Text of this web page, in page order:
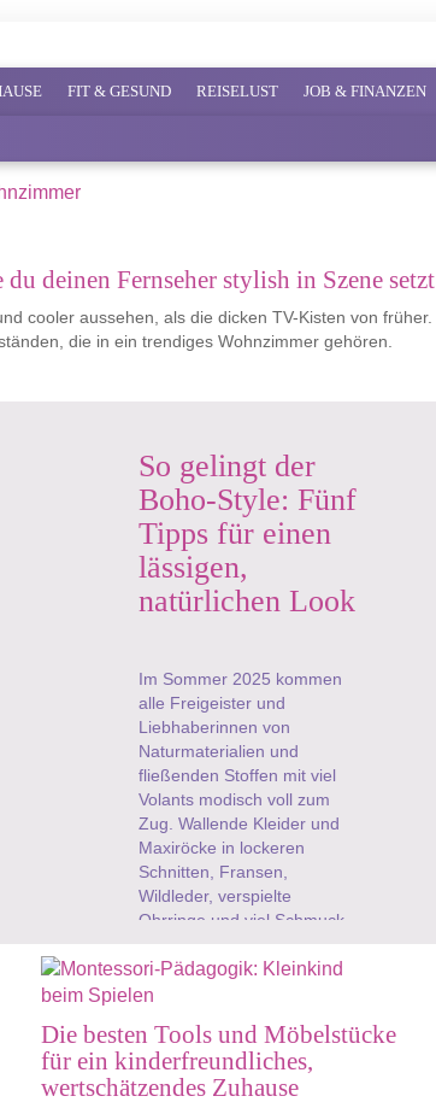
FIT & GESUND REISELUST JOB & FINANZEN
deinen Fernseher stylish in Szene setzt
cooler aussehen, als die dicken TV-Kisten von früher.
die in ein trendiges Wohnzimmer gehören.
So gelingt der
Boho-Style: Fünf
Tipps für einen
lässigen,
natürlichen Look
Im Sommer 2025 kommen
alle Freigeister und
Liebhaberinnen von
Naturmaterialien und
fließenden Stoffen mit viel
Volants modisch voll zum
Zug. Wallende Kleider und
Maxiröcke in lockeren
Schnitten, Fransen,
Wildleder, verspielte
Ohrringe und viel Schmuck,
nur auf ...
Die besten Tools und Möbelstücke
für ein kinderfreundliches,
wertschätzendes Zuhause